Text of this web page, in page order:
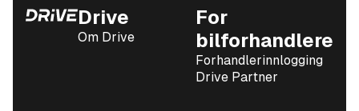
Drive
Om Drive
For
bilforhandlere
Forhandlerinnlogging
Drive Partner